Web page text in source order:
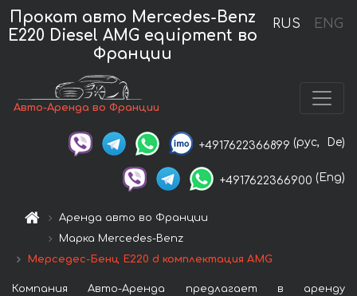
RUS ENG
Прокат авто Mercedes-Benz
E220 Diesel AMG equipment во
Франции
Авто-Аренда во Франции
+4917622366899 (рус, De)
+4917622366900 (Eng)
Аренда авто во Франции
Марка Mercedes-Benz
Мерседес-Бенц E220 d комплектация AMG
Компания Авто-Аренда предлагает в аренду